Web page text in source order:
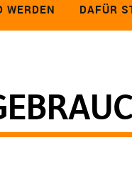
WERDEN DAFÜR